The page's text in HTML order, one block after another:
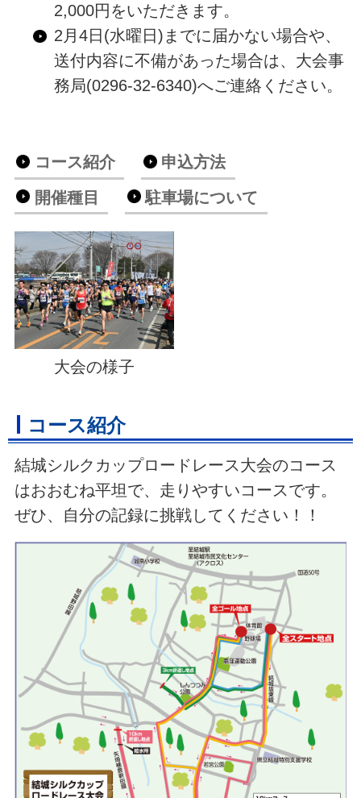
2,000円をいただきます。
2月4日(水曜日)までに届かない場合や、
送付内容に不備があった場合は、大会事
務局(0296-32-6340)へご連絡ください。
コース紹介
申込方法
開催種目
駐車場について
大会の様子
コース紹介
結城シルクカップロードレース大会のコース
はおおむね平坦で、走りやすいコースです。
ぜひ、自分の記録に挑戦してください！！